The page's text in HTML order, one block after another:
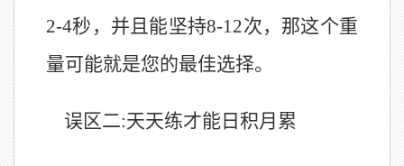
2-4秒，并且能坚持8-12次，那这个重
量可能就是您的最佳选择。
误区二:天天练才能日积月累